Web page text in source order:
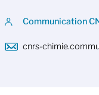
Communication
cnrs-